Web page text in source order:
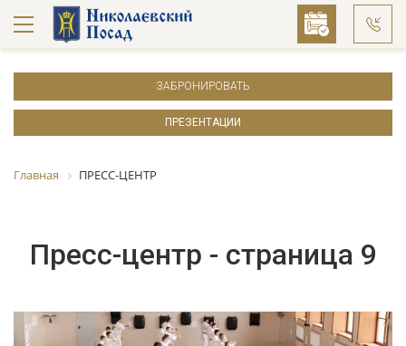
ЗАБРОНИРОВАТЬ
ПРЕЗЕНТАЦИИ
Главная ПРЕСС-ЦЕНТР
Пресс-центр - страница 9